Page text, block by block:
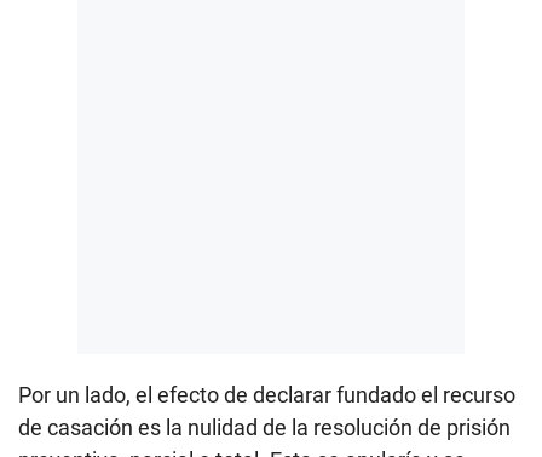
Por un lado, el efecto de declarar fundado el recurso
de casación es la nulidad de la resolución de prisión